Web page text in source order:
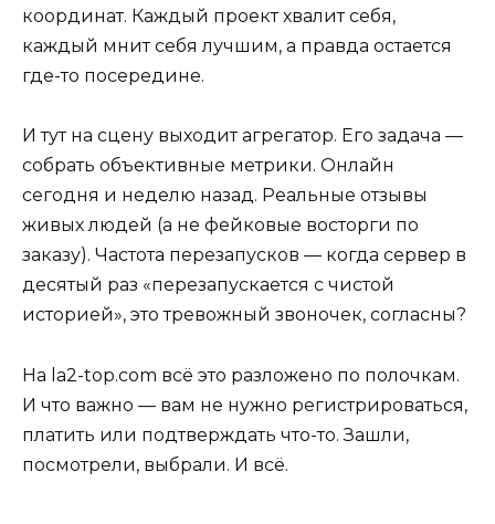
координат. Каждый проект хвалит себя,
каждый мнит себя лучшим, а правда остается
где-то посередине.
И тут на сцену выходит агрегатор. Его задача —
собрать объективные метрики. Онлайн
сегодня и неделю назад. Реальные отзывы
живых людей (а не фейковые восторги по
заказу). Частота перезапусков — когда сервер в
десятый раз «перезапускается с чистой
историей», это тревожный звоночек, согласны?
На la2-top.com всё это разложено по полочкам.
И что важно — вам не нужно регистрироваться,
платить или подтверждать что-то. Зашли,
посмотрели, выбрали. И всё.